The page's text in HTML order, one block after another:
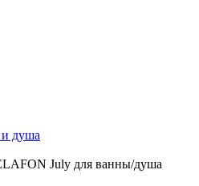
душа
July для ванны/душа